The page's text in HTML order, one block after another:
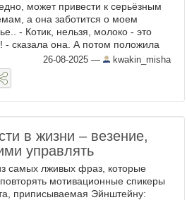
может привести к серьёзным
а она заботится о моем
- Котик, нельзя, молоко - это
- сказала она. А потом положила
пачку Вискаса... Почему ...
26-08-2025 — kwakin_misha
в жизни – везение,
управлять
самых лживых фраз, которые
мотивационные спикеры
приписываемая Эйнштейну: